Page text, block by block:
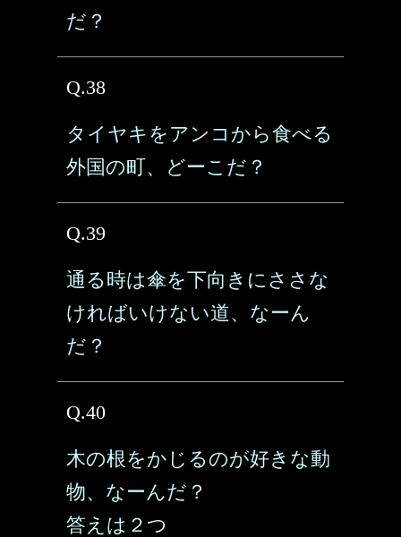
だ？
Q.38
タイヤキをアンコから食べる
外国の町、どーこだ？
Q.39
通る時は傘を下向きにささな
ければいけない道、なーん
だ？
Q.40
木の根をかじるのが好きな動
物、なーんだ？
答えは２つ